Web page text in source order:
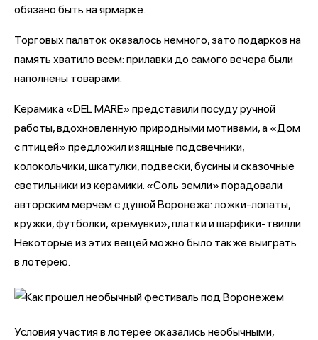
обязано быть на ярмарке.
Торговых палаток оказалось немного, зато подарков на
память хватило всем: прилавки до самого вечера были
наполнены товарами.
Керамика «DEL MARE» представили посуду ручной
работы, вдохновленную природными мотивами, а «Дом
с птицей» предложил изящные подсвечники,
колокольчики, шкатулки, подвески, бусины и сказочные
светильники из керамики. «Соль земли» порадовали
авторским мерчем с душой Воронежа: ложки-лопаты,
кружки, футболки, «ремувки», платки и шарфики-твилли.
Некоторые из этих вещей можно было также выиграть
в лотерею.
Условия участия в лотерее оказались необычными,